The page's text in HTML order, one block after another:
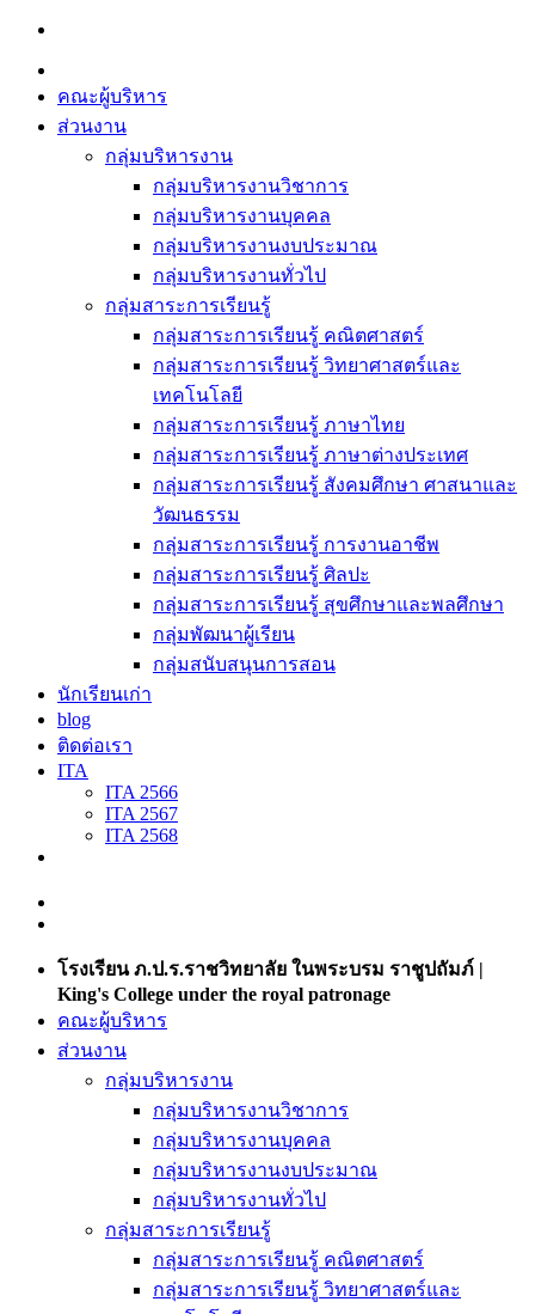
Skip
content
คณะผู้บริหาร
ส่วนงาน
กลุ่มบริหารงาน
กลุ่มบริหารงานวิชาการ
กลุ่มบริหารงานบุคคล
กลุ่มบริหารงานงบประมาณ
กลุ่มบริหารงานทั่วไป
กลุ่มสาระการเรียนรู้
กลุ่มสาระการเรียนรู้ คณิตศาสตร์
กลุ่มสาระการเรียนรู้ วิทยาศาสตร์และ
เทคโนโลยี
กลุ่มสาระการเรียนรู้ ภาษาไทย
กลุ่มสาระการเรียนรู้ ภาษาต่างประเทศ
กลุ่มสาระการเรียนรู้ สังคมศึกษา ศาสนาและ
วัฒนธรรม
กลุ่มสาระการเรียนรู้ การงานอาชีพ
กลุ่มสาระการเรียนรู้ ศิลปะ
กลุ่มสาระการเรียนรู้ สุขศึกษาและพลศึกษา
กลุ่มพัฒนาผู้เรียน
กลุ่มสนับสนุนการสอน
นักเรียนเก่า
blog
ติดต่อเรา
ITA
ITA 2566
ITA 2567
ITA 2568
โรงเรียน ภ.ป.ร.ราชวิทยาลัย ในพระบรม ราชูปถัมภ์ |
King's College under the royal patronage
คณะผู้บริหาร
ส่วนงาน
กลุ่มบริหารงาน
กลุ่มบริหารงานวิชาการ
กลุ่มบริหารงานบุคคล
กลุ่มบริหารงานงบประมาณ
กลุ่มบริหารงานทั่วไป
กลุ่มสาระการเรียนรู้
กลุ่มสาระการเรียนรู้ คณิตศาสตร์
กลุ่มสาระการเรียนรู้ วิทยาศาสตร์และ